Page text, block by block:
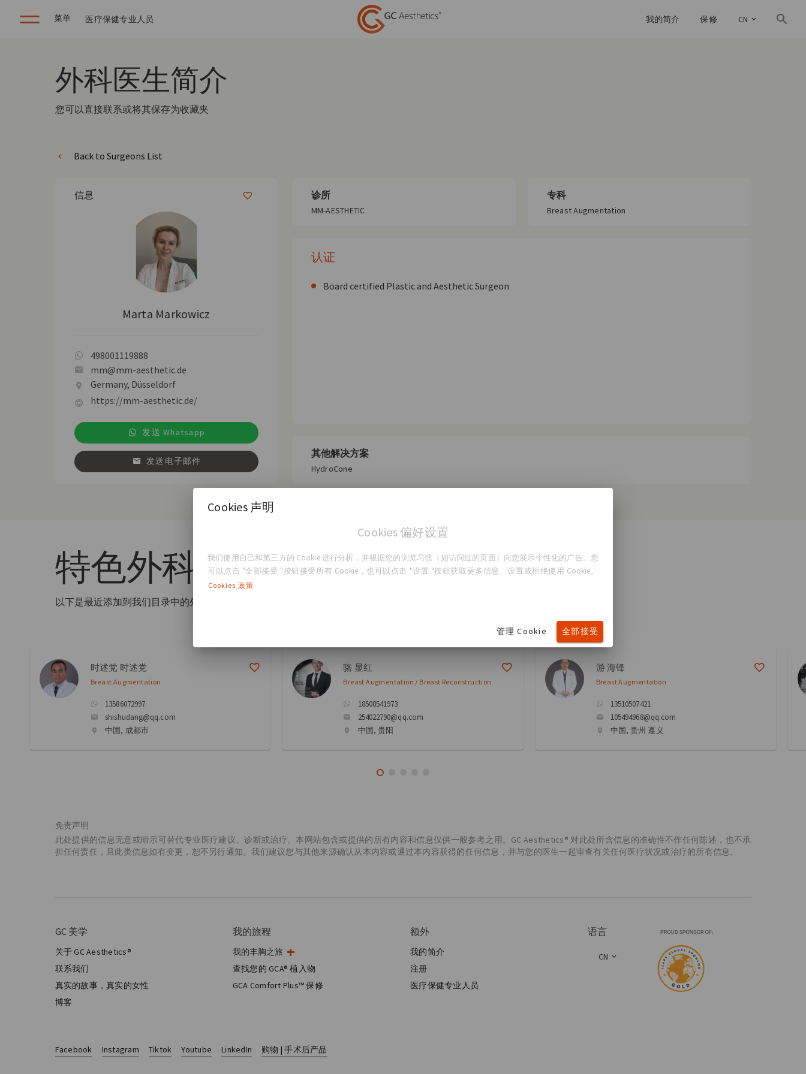
菜单 医疗保健专业人员 我的简介 保修 CN
外科医生简介
您可以直接联系或将其保存为收藏夹
Back to Surgeons List
信息
Marta Markowicz
498001119888
mm@mm-aesthetic.de
Germany, Düsseldorf
https://mm-aesthetic.de/
发送 Whatsapp
发送电子邮件
诊所
MM-AESTHETIC
专科
Breast Augmentation
认证
Board certified Plastic and Aesthetic Surgeon
其他解决方案
HydroCone
特色外科医生
以下是最近添加到我们目录中的外科医生
时述党 时述党
Breast Augmentation
13586072997
shishudang@qq.com
中国, 成都市
骆 显红
Breast Augmentation / Breast Reconstruction
18508541973
254022790@qq.com
中国, 贵阳
游 海锋
Breast Augmentation
13510507421
105494968@qq.com
中国, 贵州 遵义
免责声明
此处提供的信息无意或暗示可替代专业医疗建议、诊断或治疗。本网站包含或提供的所有内容和信息仅供一般参考之用。GC Aesthetics® 对此处所含信息的准确性不作任何陈述，也不承
担任何责任，且此类信息如有变更，恕不另行通知。我们建议您与其他来源确认从本内容或通过本内容获得的任何信息，并与您的医生一起审查有关任何医疗状况或治疗的所有信息。
GC 美学
关于 GC Aesthetics®
联系我们
真实的故事，真实的女性
博客
我的旅程
我的丰胸之旅
我的手术
美学乳房手术
全乳房重建
查找您的 GCA® 植入物
GCA Comfort Plus™ 保修
额外
我的简介
注册
医疗保健专业人员
语言
CN
Facebook Instagram Tiktok Youtube LinkedIn 购物 | 手术后产品
Cookies 声明
Cookies 偏好设置
我们使用自己和第三方的 Cookie 进行分析，并根据您的浏览习惯（如访问过的页面）向您展示个性化的广告。您
可以点击 "全部接受 "按钮接受所有 Cookie，也可以点击 "设置 "按钮获取更多信息、设置或拒绝使用 Cookie。
Cookies 政策
管理 Cookie 全部接受